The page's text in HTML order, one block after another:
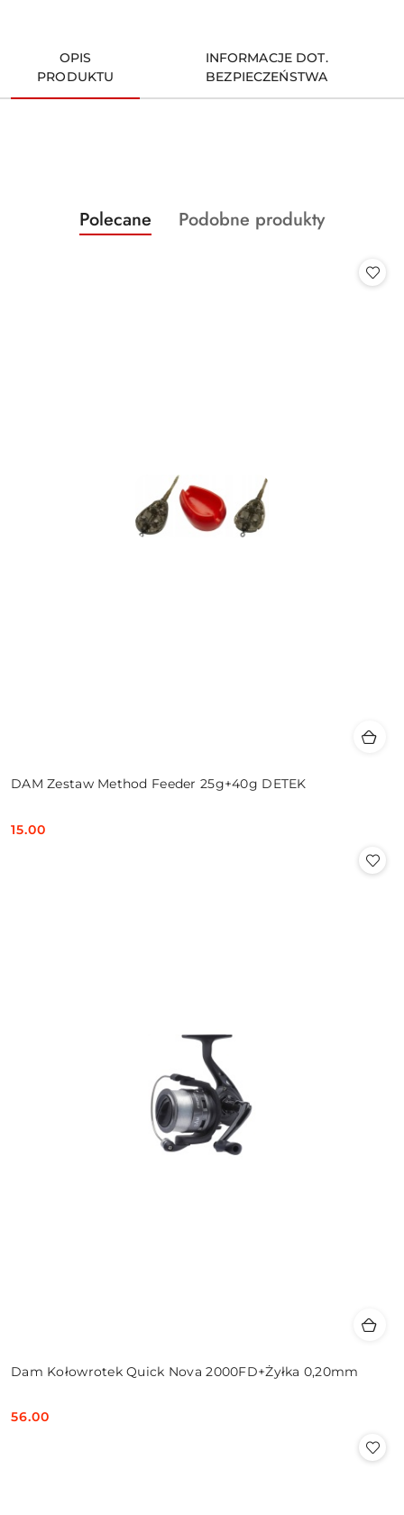
OPIS
PRODUKTU
INFORMACJE DOT.
BEZPIECZEŃSTWA
Pomiń karuzelę produktów
Produkty
o
Polecane
Produkty
Podobne produkty
DAM Zestaw Method Feeder 25g+40g DETEK
Cena:
15.00
Dam Kołowrotek Quick Nova 2000FD+Żyłka 0,20mm
Cena:
56.00